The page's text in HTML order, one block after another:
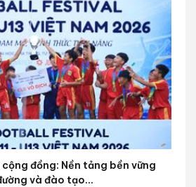
đồng: Nền tảng bền vững
và đào tạo...